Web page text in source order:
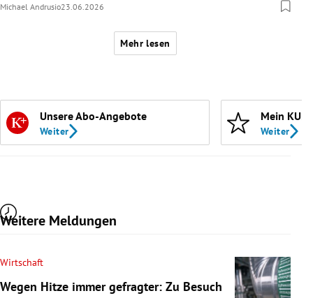
Michael Andrusio23.06.2026
Mehr lesen
Unsere Abo-Angebote
Weiter
Mein
Weiter
Weitere Meldungen
Wirtschaft
Wegen Hitze immer gefragter: Zu Besuch